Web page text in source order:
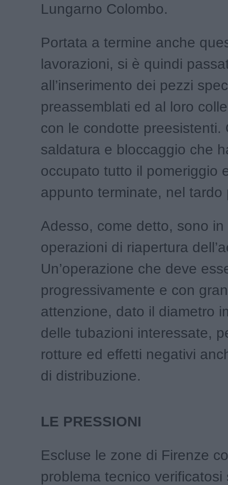
Lungarno Colombo.
Portata a termine anche
lavorazioni, si è quindi
all’inserimento dei pezzi
preassemblati ed al loro
con le condotte preesistenti.
saldatura e bloccaggio che
occupato tutto il pomeriggio
appunto terminate, nel tardo
Adesso, come detto, sono in
operazioni di riapertura
Un’operazione che deve
progressivamente e con
attenzione, dato il diametro
delle tubazioni interessate,
rotture ed effetti negativi
di distribuzione.
LE PRESSIONI
Escluse le zone di Firenze
problema tecnico verificatosi